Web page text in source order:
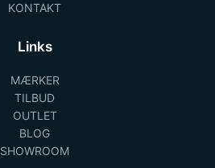
KONTAKT
Links
MÆRKER
TILBUD
OUTLET
BLOG
SHOWROOM